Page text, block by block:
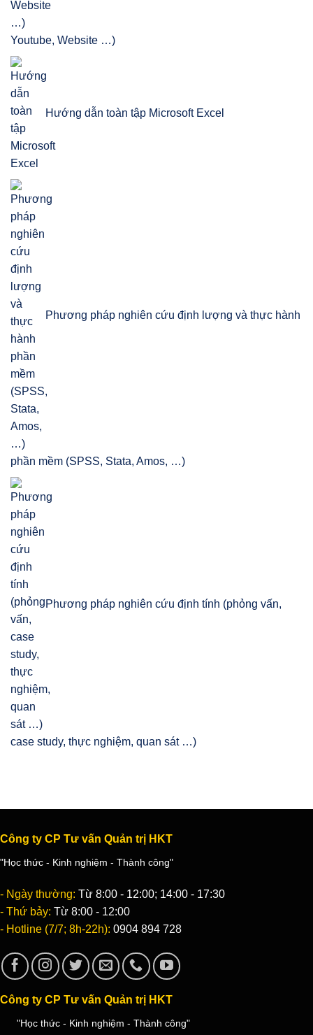
Youtube, Website …)
Hướng dẫn toàn tập Microsoft Excel
Phương pháp nghiên cứu định lượng và thực hành
phần mềm (SPSS, Stata, Amos, …)
Phương pháp nghiên cứu định tính (phỏng vấn,
case study, thực nghiệm, quan sát …)
Công ty CP Tư vấn Quản trị HKT
"Học thức - Kinh nghiệm - Thành công"
- Ngày thường: Từ 8:00 - 12:00; 14:00 - 17:30
- Thứ bảy: Từ 8:00 - 12:00
- Hotline (7/7; 8h-22h): 0904 894 728
Công ty CP Tư vấn Quản trị HKT
"Học thức - Kinh nghiệm - Thành công"